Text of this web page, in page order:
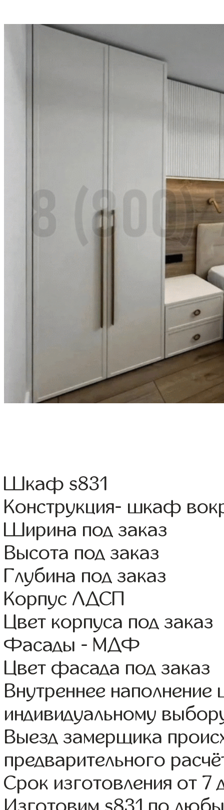
Шкаф s831
Конструкция- шкаф
Ширина под заказ
Высота под заказ
Глубина под заказ
Корпус ЛДСП
Цвет корпуса под заказ
Фасады - МДФ
Цвет фасада под заказ
Внутреннее
индивидуальному
Выезд замерщика
предварительного
Срок изготовления от 7